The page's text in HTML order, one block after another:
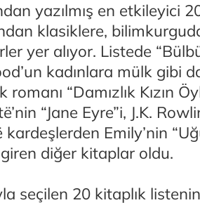
yazılmış en etkileyici
klasiklere,
yer alıyor. Listede
kadınlara mülk gibi
“Damızlık Kızın
“Jane Eyre”i, J.K.
Emily’nin
diğer kitaplar oldu.
seçilen 20 kitaplık